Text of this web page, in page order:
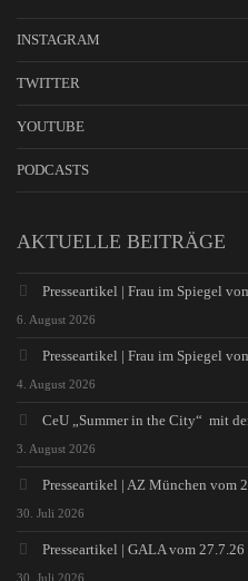
INSTAGRAM
TWITTER
YOUTUBE
PODCASTS
AKTUELLE BEITRÄGE
Presseartikel | Frau im Spiegel
6. August 2026
Presseartikel | Frau im Spiegel
4. August 2026
CeU „Summer in the City“ mit
3. August 2026
Presseartikel | AZ München vom
30. Juli 2026
Presseartikel | GALA vom 27.7.26
30. Juli 2026